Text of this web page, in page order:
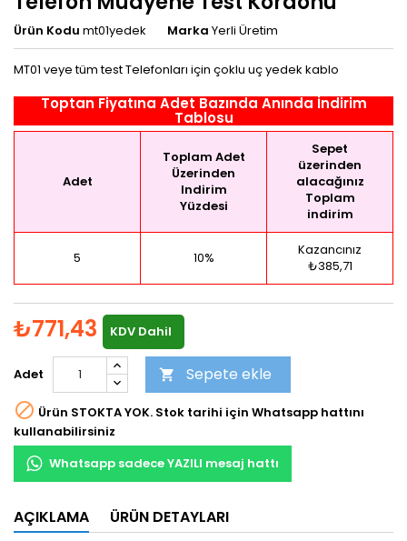
Ürün Kodu mt01yedek Marka Yerli Üretim
MT01 veye tüm test Telefonları için çoklu uç yedek kablo
Toptan Fiyatına Adet Bazında Anında İndirim
Tablosu
Adet
Toplam Adet
Üzerinden
Indirim
Yüzdesi
Sepet
üzerinden
alacağınız
Toplam
indirim
5 10%
Kazancınız
₺385,71
₺771,43 KDV Dahil
Adet  Sepete ekle
 Ürün STOKTA YOK. Stok tarihi için Whatsapp hattını
kullanabilirsiniz
Whatsapp sadece YAZILI mesaj hattı
AÇIKLAMA ÜRÜN DETAYLARI